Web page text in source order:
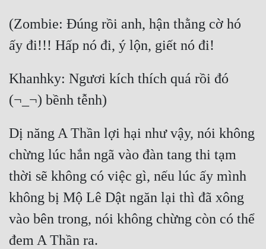
(Zombie: Đúng rồi anh, hận thằng cờ hó
ấy đi!!! Hấp nó đi, ý lộn, giết nó đi!
Khanhky: Ngươi kích thích quá rồi đó
(¬_¬) bềnh tễnh)
Dị năng A Thần lợi hại như vậy, nói không
chừng lúc hắn ngã vào đàn tang thi tạm
thời sẽ không có việc gì, nếu lúc ấy mình
không bị Mộ Lê Dật ngăn lại thì đã xông
vào bên trong, nói không chừng còn có thể
đem A Thần ra.